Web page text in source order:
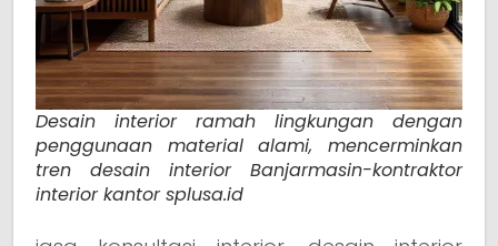
Desain interior ramah lingkungan dengan
penggunaan material alami, mencerminkan
tren desain interior Banjarmasin-kontraktor
interior kantor splusa.id